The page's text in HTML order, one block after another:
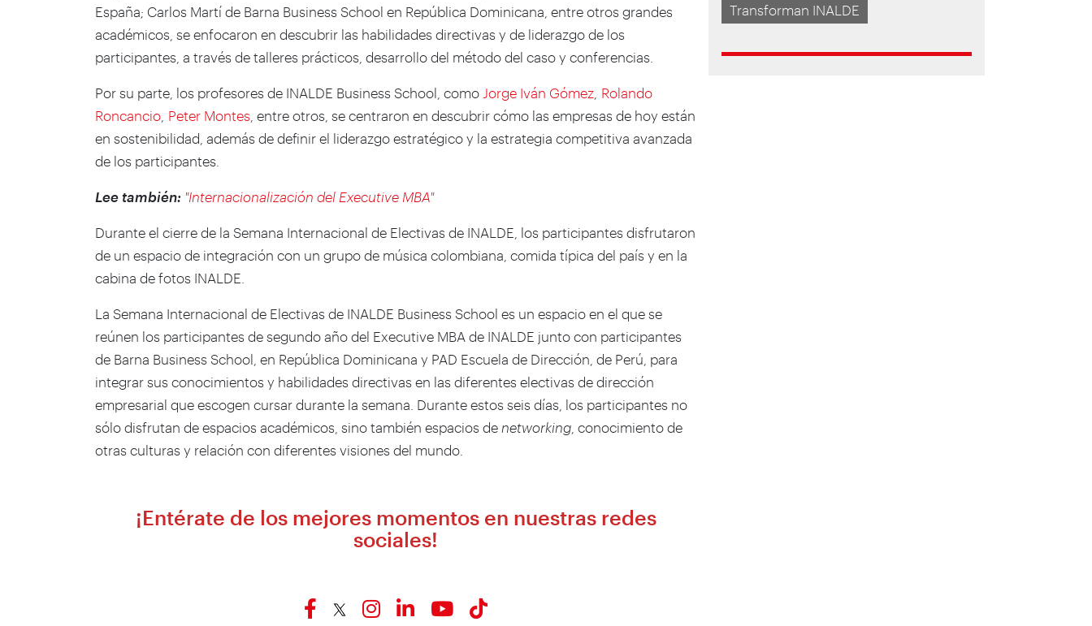
España; Carlos Martí de Barna Business School en República Dominicana, entre otros grandes
académicos, se enfocaron en descubrir las habilidades directivas y de liderazgo de los
participantes, a través de talleres prácticos, desarrollo del método del caso y conferencias.
Por su parte, los profesores de INALDE Business School, como Jorge Iván Gómez Rolando
Roncancio Peter Montes , entre otros, se centraron en descubrir cómo las empresas de hoy están
en sostenibilidad, además de definir el liderazgo estratégico y la estrategia competitiva avanzada
de los participantes.
Lee también: "Internacionalización del Executive MBA"
Durante el cierre de la Semana Internacional de Electivas de INALDE, los participantes disfrutaron
de un espacio de integración con un grupo de música colombiana, comida típica del país y en la
cabina de fotos INALDE.
La Semana Internacional de Electivas de INALDE Business School es un espacio en el que se
reúnen los participantes de segundo año del Executive MBA de INALDE junto con participantes
de Barna Business School, en República Dominicana y PAD Escuela de Dirección, de Perú, para
integrar sus conocimientos y habilidades directivas en las diferentes electivas de dirección
empresarial que escogen cursar durante la semana. Durante estos seis días, los participantes no
sólo disfrutan de espacios académicos, sino también espacios de networking , conocimiento de
otras culturas y relación con diferentes visiones del mundo.
¡Entérate de los mejores momentos en nuestras redes
sociales!
Transforman INALDE